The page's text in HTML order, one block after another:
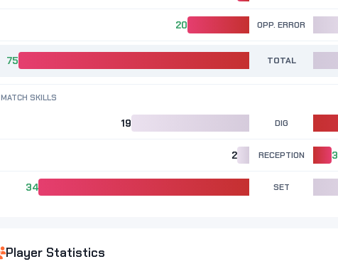
20 OPP. ERROR
75 TOTAL
MATCH SKILLS
19 DIG
2 RECEPTION 3
34 SET
Player Statistics